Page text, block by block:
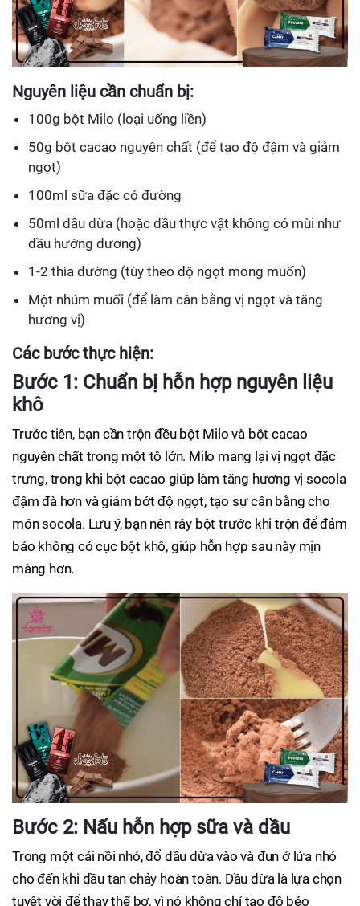
Nguyên liệu cần chuẩn bị:
100g bột Milo (loại uống liền)
50g bột cacao nguyên chất (để tạo độ đậm và giảm
ngọt)
100ml sữa đặc có đường
50ml dầu dừa (hoặc dầu thực vật không có mùi như
dầu hướng dương)
1-2 thìa đường (tùy theo độ ngọt mong muốn)
Một nhúm muối (để làm cân bằng vị ngọt và tăng
hương vị)
Các bước thực hiện:
Bước 1: Chuẩn bị hỗn hợp nguyên liệu
khô
Trước tiên, bạn cần trộn đều bột Milo và bột cacao
nguyên chất trong một tô lớn. Milo mang lại vị ngọt đặc
trưng, trong khi bột cacao giúp làm tăng hương vị socola
đậm đà hơn và giảm bớt độ ngọt, tạo sự cân bằng cho
món socola. Lưu ý, bạn nên rây bột trước khi trộn để đảm
bảo không có cục bột khô, giúp hỗn hợp sau này mịn
màng hơn.
Bước 2: Nấu hỗn hợp sữa và dầu
Trong một cái nồi nhỏ, đổ dầu dừa vào và đun ở lửa nhỏ
cho đến khi dầu tan chảy hoàn toàn. Dầu dừa là lựa chọn
tuyệt vời để thay thế bơ, vì nó không chỉ tạo độ béo